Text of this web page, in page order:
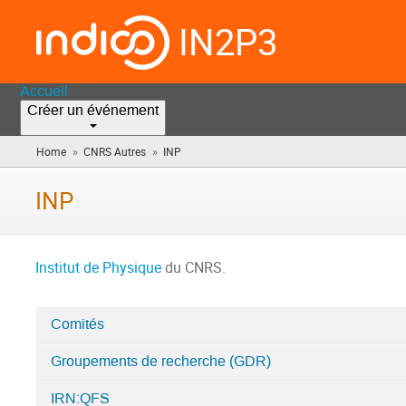
IN2P3
Accueil
Créer un événement
Home » CNRS Autres » INP
êtes
INP
Institut de Physiquedu CNRS.
dans
Comités
Groupements de recherche (GDR)
IRN:QFS